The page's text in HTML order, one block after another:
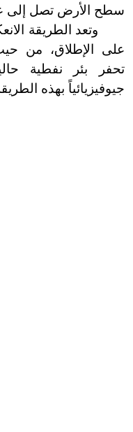
سطح الأرض تصل إلى
وتعد الطريقة
على الإطلاق، من
تحفر بئر نفطية
جيوفيزيائياً بهذه